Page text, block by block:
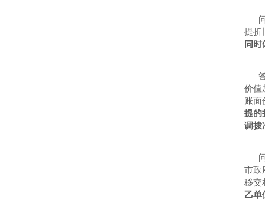
提折
同
价值
账面
提的
调拨
市政
移交
乙单